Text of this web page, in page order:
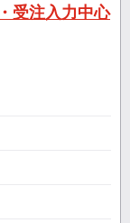
受注入力中心